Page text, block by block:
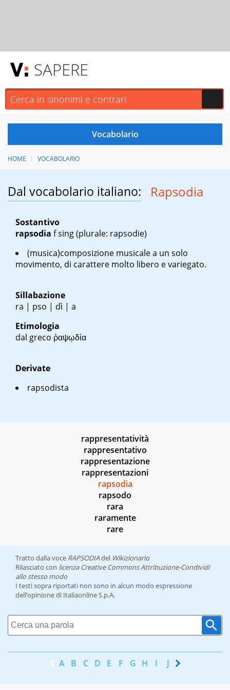
SAPERE
HOME VOCABOLARIO
Dal vocabolario italiano: Rapsodia
Sostantivo
rapsodia f sing(plurale: rapsodie)
(musica)composizione musicale a un solo
movimento, di carattere molto libero e variegato.
Sillabazione
ra | pso | dì | a
Etimologia
dal greco ῥαψῳδία
Derivate
rapsodista
rappresentatività
rappresentativo
rappresentazione
rappresentazioni
rapsodia
rapsodo
rara
raramente
rare
Tratto dalla voce RAPSODIAdel Wikizionario
Rilasciato con licenza Creative Commons Attribuzione-Condividi
allo stesso modo
I testi sopra riportati non sono in alcun modo espressione
dell’opinione di Italiaonline S.p.A.
A B C D E F G H I J K